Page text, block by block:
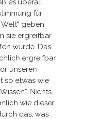
es überall
für
geben
sie ergreifbar
würde. Das
ergreifbar
unseren
so etwas wie
Nichts
wie dieser
das, was